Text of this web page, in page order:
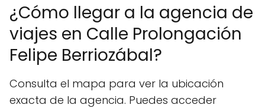
¿Cómo llegar a la agencia de
viajes en Calle Prolongación
Felipe Berriozábal?
Consulta el mapa para ver la ubicación
exacta de la agencia. Puedes acceder